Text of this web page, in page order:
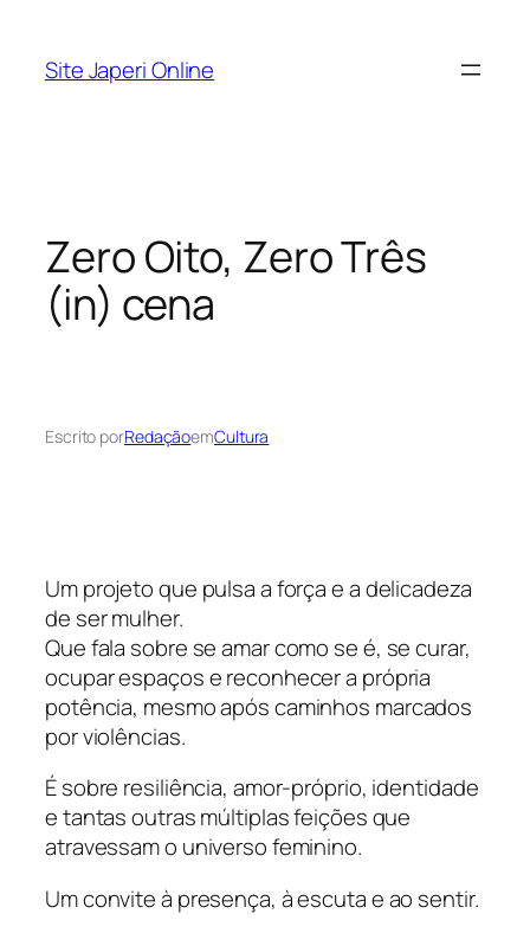
Site Japeri Online
Zero Oito, Zero Três
(in) cena
Escrito porRedaçãoemCultura
Um projeto que pulsa a força e a delicadeza
de ser mulher.
Que fala sobre se amar como se é, se curar,
ocupar espaços e reconhecer a própria
potência, mesmo após caminhos marcados
por violências.
É sobre resiliência, amor-próprio, identidade
e tantas outras múltiplas feições que
atravessam o universo feminino.
Um convite à presença, à escuta e ao sentir.